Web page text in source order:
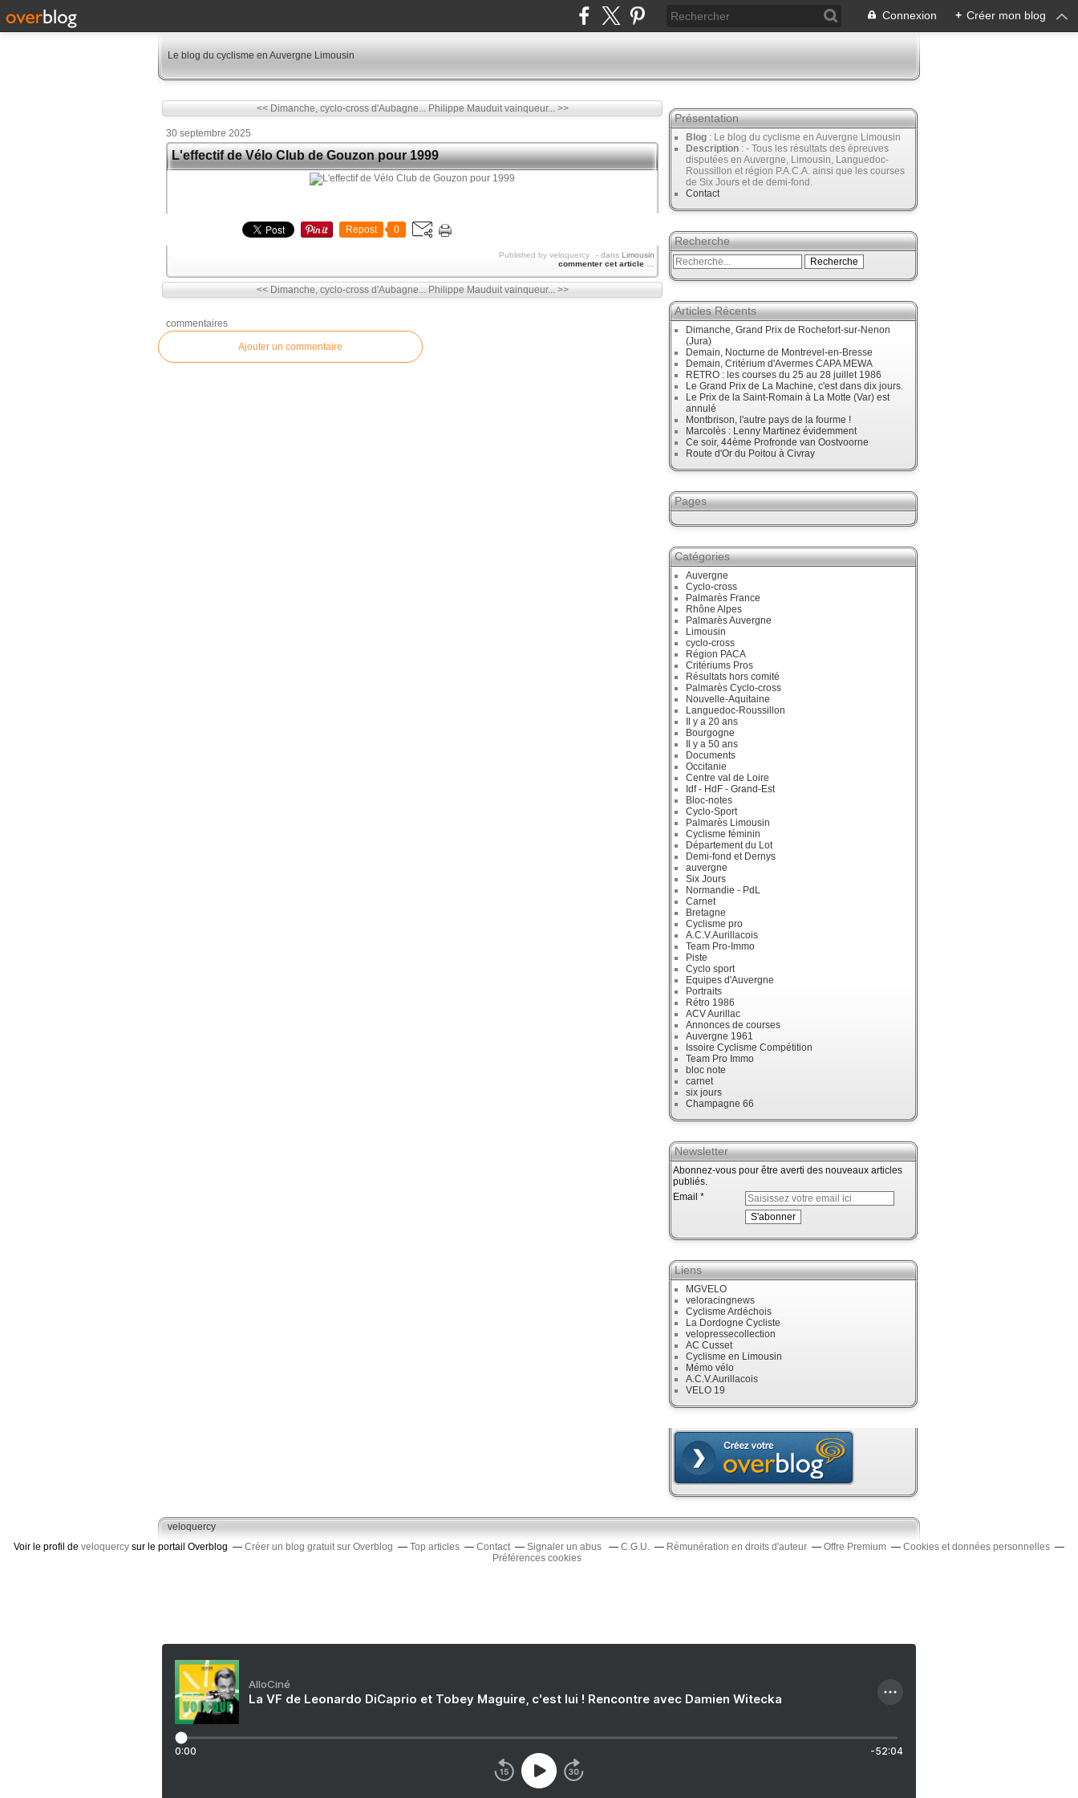
Connexion + Créer mon blog
Le blog du cyclisme en Auvergne Limousin
<< Dimanche, cyclo-cross d'Aubagne... Philippe Mauduit vainqueur... >>
30 septembre 2025
L'effectif de Vélo Club de Gouzon pour 1999
Repost 0
Published by veloquercy - dans Limousin
commenter cet article
<< Dimanche, cyclo-cross d'Aubagne... Philippe Mauduit vainqueur... >>
commentaires
Ajouter un commentaire
Présentation
Blog : Le blog du cyclisme en Auvergne Limousin
Description : - Tous les résultats des épreuves
disputées en Auvergne, Limousin, Languedoc-
Roussillon et région P.A.C.A. ainsi que les courses
de Six Jours et de demi-fond.
Contact
Recherche
Articles Récents
Dimanche, Grand Prix de Rochefort-sur-Nenon
(Jura)
Demain, Nocturne de Montrevel-en-Bresse
Demain, Critérium d'Avermes CAPA MEWA
RETRO : les courses du 25 au 28 juillet 1986
Le Grand Prix de La Machine, c'est dans dix jours.
Le Prix de la Saint-Romain à La Motte (Var) est
annulé
Montbrison, l'autre pays de la fourme !
Marcolès : Lenny Martinez évidemment
Ce soir, 44ème Profronde van Oostvoorne
Route d'Or du Poitou à Civray
Pages
Catégories
Auvergne
Cyclo-cross
Palmarès France
Rhône Alpes
Palmarès Auvergne
Limousin
cyclo-cross
Région PACA
Critériums Pros
Résultats hors comité
Palmarès Cyclo-cross
Nouvelle-Aquitaine
Languedoc-Roussillon
Il y a 20 ans
Bourgogne
Il y a 50 ans
Documents
Occitanie
Centre val de Loire
Idf - HdF - Grand-Est
Bloc-notes
Cyclo-Sport
Palmarès Limousin
Cyclisme féminin
Département du Lot
Demi-fond et Dernys
auvergne
Six Jours
Normandie - PdL
Carnet
Bretagne
Cyclisme pro
A.C.V.Aurillacois
Team Pro-Immo
Piste
Cyclo sport
Equipes d'Auvergne
Portraits
Rétro 1986
ACV Aurillac
Annonces de courses
Auvergne 1961
Issoire Cyclisme Compétition
Team Pro Immo
bloc note
carnet
six jours
Champagne 66
Newsletter
Abonnez-vous pour être averti des nouveaux articles
publiés.
Email
Liens
MGVELO
veloracingnews
Cyclisme Ardéchois
La Dordogne Cycliste
velopressecollection
AC Cusset
Cyclisme en Limousin
Mémo vélo
A.C.V.Aurillacois
VELO 19
veloquercy
Voir le profil de veloquercy sur le portail Overblog Créer un blog gratuit sur Overblog Top articles Contact Signaler un abus C.G.U. Rémunération en droits d'auteur Offre Premium
Cookies et données personnelles
Préférences cookies
AlloCiné
La VF de Leonardo DiCaprio et Tobey Maguire, c'est lui ! Rencontre avec Damien Witecka
0:00 -52:04